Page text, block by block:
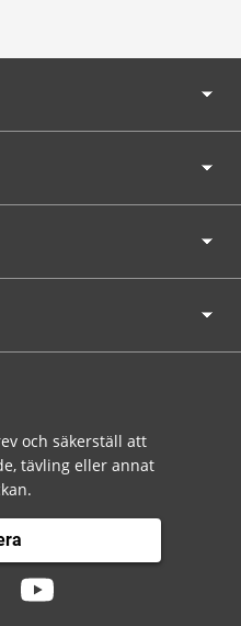
och säkerställ att
tävling eller annat